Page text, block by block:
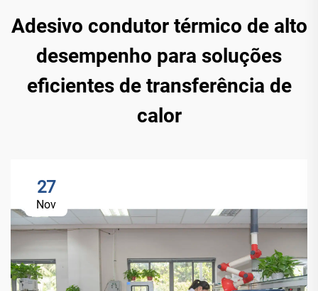
Adesivo condutor térmico de alto
desempenho para soluções
eficientes de transferência de
calor
27
Nov